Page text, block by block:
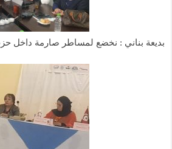
بديعة بناني : نخضع لمساطر صارمة داخل حزب